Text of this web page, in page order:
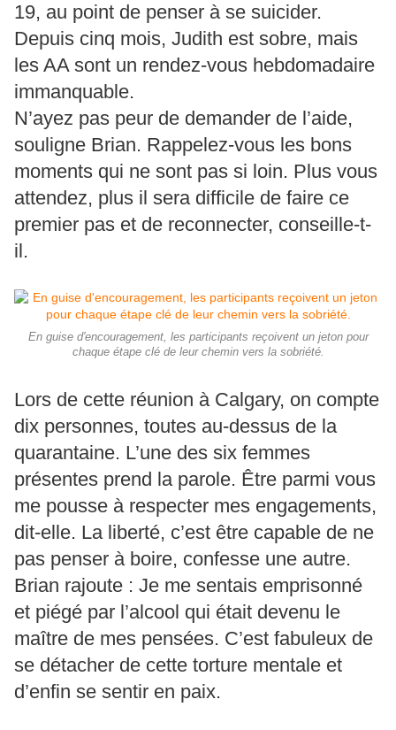
19, au point de penser à se suicider.
Depuis cinq mois, Judith est sobre, mais
les AA sont un rendez-vous hebdomadaire
immanquable.
N’ayez pas peur de demander de l’aide,
souligne Brian. Rappelez-vous les bons
moments qui ne sont pas si loin. Plus vous
attendez, plus il sera difficile de faire ce
premier pas et de reconnecter, conseille-t-
il.
En guise d'encouragement, les participants reçoivent un jeton pour
chaque étape clé de leur chemin vers la sobriété.
Lors de cette réunion à Calgary, on compte
dix personnes, toutes au-dessus de la
quarantaine. L’une des six femmes
présentes prend la parole. Être parmi vous
me pousse à respecter mes engagements,
dit-elle. La liberté, c’est être capable de ne
pas penser à boire, confesse une autre.
Brian rajoute : Je me sentais emprisonné
et piégé par l’alcool qui était devenu le
maître de mes pensées. C’est fabuleux de
se détacher de cette torture mentale et
d’enfin se sentir en paix.